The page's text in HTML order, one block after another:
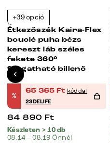
+39 opció
Étkezőszék Kaira-Flex
bouclé puha bézs
kereszt láb széles
fekete 360°
forgatható billenő
%
65 365 Ft kóddal
23DELIFE
84 890 Ft
Készleten > 10 db
08.14 – 08.19 Önnél